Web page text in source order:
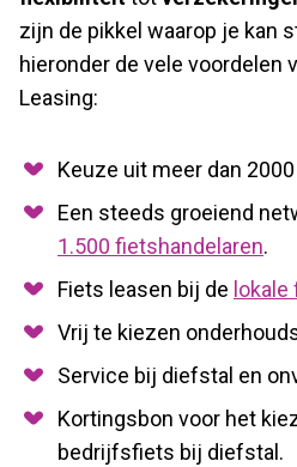
zijn de pikkel waarop je kan
hieronder de vele voordelen
Leasing:
Keuze uit meer dan
Een steeds groeiend
1.500 fietshandelaren.
Fiets leasen bij de
Vrij te kiezen
Service bij diefstal en
Kortingsbon voor het
bedrijfsfiets bij diefstal.